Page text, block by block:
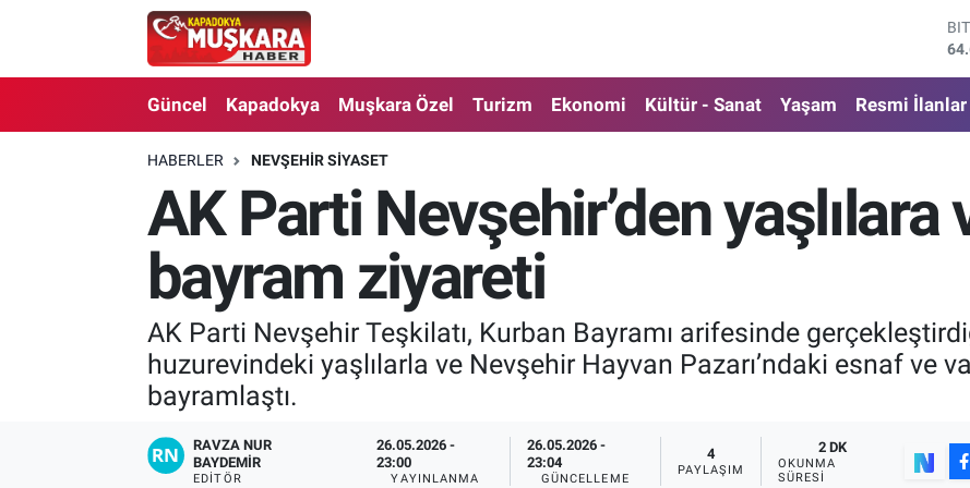
Güncel Kapadokya Muşkara Özel Turizm Ekonomi Kültür - Sanat Yaşam Resmi İlanlar
HABERLER NEVŞEHIR SIYASET
AK Parti Nevşehir’den yaşlılara
bayram ziyareti
AK Parti Nevşehir Teşkilatı, Kurban Bayramı arifesinde
huzurevindeki yaşlılarla ve Nevşehir Hayvan Pazarı’ndaki esnaf ve
bayramlaştı.
RAVZA NUR
BAYDEMIR
EDITÖR
26.05.2026 -
23:00
YAYINLANMA
26.05.2026 -
23:04
GÜNCELLEME
4
PAYLAŞIM
2 DK
OKUNMA
SÜRESI
CANLI SEÇİM SONUÇLARI
Güncel
Muşkara Özel
Kapadokya
Kültür - Sanat
Nevşehir Nöbetçi Eczaneler
Nevşehir Hava Durumu
Nevşehir Trafik Yoğunluk Haritası
Süper Lig Puan Durumu ve Fikstür
Tüm Manşetler
Son Dakika Haberleri